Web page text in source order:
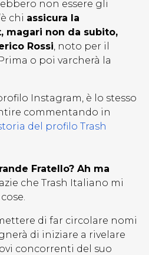
non essere gli
chi assicura la
magari non da subito,
Rossi, noto per il
o poi varcherà la
Instagram, è lo stesso
commentando in
del profilo Trash
Fratello? Ah ma
che Trash Italiano mi
di far circolare nomi
di iniziare a rivelare
concorrenti del suo